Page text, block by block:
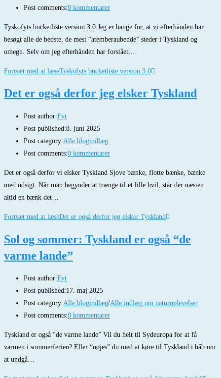
Post comments:0 kommentarer
Tyskofyts bucketliste version 3.0 Jeg er bange for, at vi efterhånden har
besøgt alle de bedste, de mest “atemberaubende” steder i Tyskland og
omegn. Selv om jeg efterhånden har forstået,…
Fortsæt med at læseTyskofyts bucketliste version 3.0
Det er også derfor jeg elsker Tyskland
Post author:Fyt
Post published:8. juni 2025
Post category:Alle blogindlæg
Post comments:0 kommentarer
Det er også derfor vi elsker Tyskland Sjove bænke, flotte bænke, bænke
med udsigt. Når man begynder at trænge til et lille hvil, står der næsten
altid en bænk det…
Fortsæt med at læseDet er også derfor jeg elsker Tyskland
Sol og sommer: Tyskland er også “de
varme lande”
Post author:Fyt
Post published:17. maj 2025
Post category:Alle blogindlæg/Alle indlæg om naturoplevelser
Post comments:0 kommentarer
Tyskland er også “de varme lande” Vil du helt til Sydeuropa for at få
varmen i sommerferien? Eller “nøjes” du med at køre til Tyskland i håb om
at undgå…